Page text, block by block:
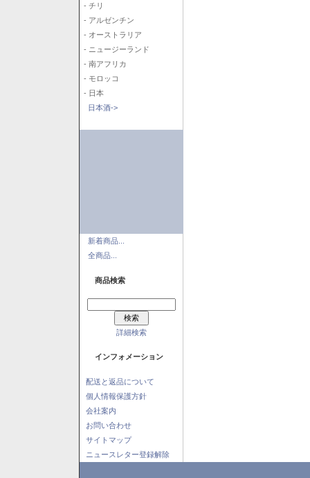
- チリ
- アルゼンチン
- オーストラリア
- ニュージーランド
- 南アフリカ
- モロッコ
- 日本
日本酒->
新着商品...
全商品...
商品検索
詳細検索
インフォメーション
配送と返品について
個人情報保護方針
会社案内
お問い合わせ
サイトマップ
ニュースレター登録解除